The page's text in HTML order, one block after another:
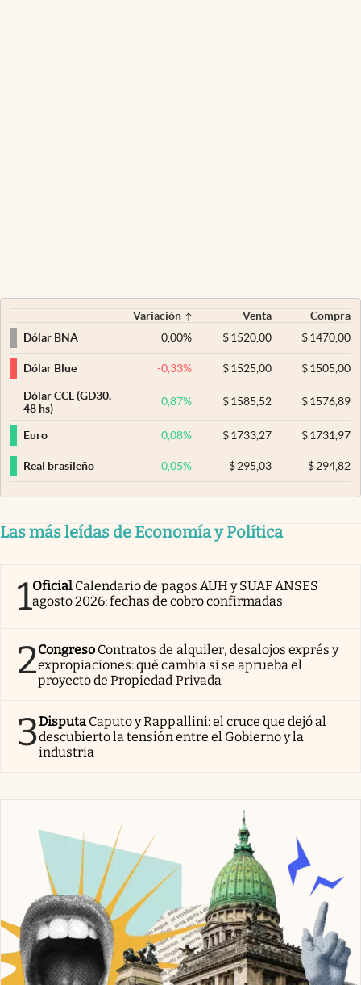
Variación Venta
Compra
Dólar BNA
0,00% $ 1520,00 $1470,00
Dólar Blue -0,33% $ 1525,00 $1505,00
Dólar CCL (GD30,
48 hs)
0,87% $ 1585,52 $1576,89
Euro 0,08% $ 1733,27 $1731,97
Real brasileño 0,05% $ 295,03 $294,82
Las más leídas de Economía y Política
1Oficial Calendario de pagos AUH y SUAF ANSES
agosto 2026: fechas de cobro confirmadas
2Congreso Contratos de alquiler, desalojos exprés y
expropiaciones: qué cambia si se aprueba el
proyecto de Propiedad Privada
3Disputa Caputo y Rappallini: el cruce que dejó al
descubierto la tensión entre el Gobierno y la
industria